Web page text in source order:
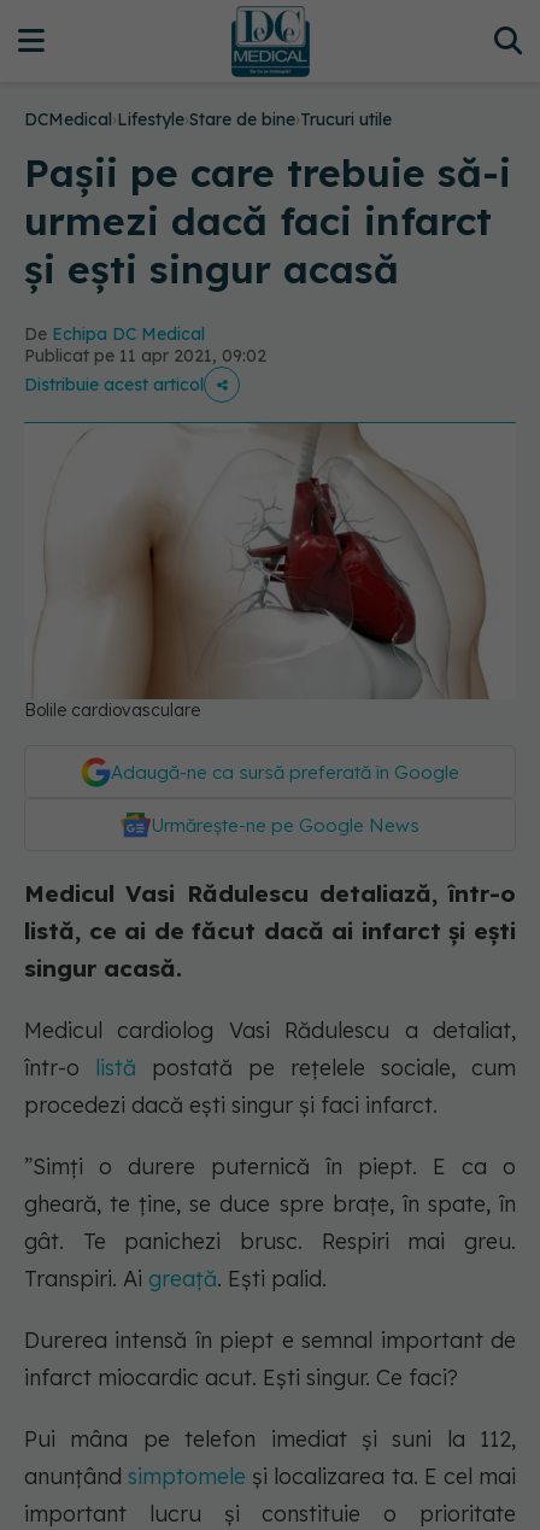
DCMedical›Lifestyle›Stare de bine›Trucuri utile
Pașii pe care trebuie să-i
urmezi dacă faci infarct
și ești singur acasă
De Echipa DC Medical
Publicat pe 11 apr 2021, 09:02
Distribuie acest articol
Bolile cardiovasculare
Adaugă-ne ca sursă preferată în Google
Urmărește-ne pe Google News
Medicul Vasi Rădulescu detaliază, într-o
listă, ce ai de făcut dacă ai infarct și ești
singur acasă.
Medicul cardiolog Vasi Rădulescu a detaliat,
într-o listă postată pe rețelele sociale, cum
procedezi dacă ești singur și faci infarct.
”Simți o durere puternică în piept. E ca o
gheară, te ține, se duce spre brațe, în spate, în
gât. Te panichezi brusc. Respiri mai greu.
Transpiri. Ai greață. Ești palid.
Durerea intensă în piept e semnal important de
infarct miocardic acut. Ești singur. Ce faci?
Pui mâna pe telefon imediat și suni la 112,
anunțândsimptomele și localizarea ta. E cel mai
important lucru și constituie o prioritate